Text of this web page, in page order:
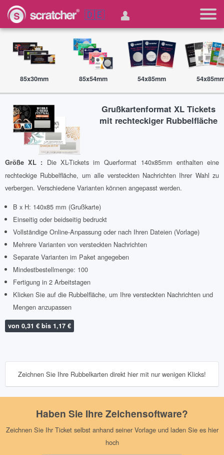
🇩🇪
85x30mm 85x54mm 54x85mm
Grußkartenformat XL Tickets
mit rechteckiger Rubbelfläche
Größe XL : Die XL-Tickets im Querformat 140x85mm enthalten eine
rechteckige Rubbelfläche, um alle versteckten Nachrichten Ihrer Wahl zu
verbergen. Verschiedene Varianten können angepasst werden.
B x H: 140x85 mm (Grußkarte)
Einseitig oder beidseitig bedruckt
Vollständige Online-Anpassung oder nach Ihren Dateien (Vorlage)
Mehrere Varianten von versteckten Nachrichten
Separate Varianten im Paket angegeben
Mindestbestellmenge: 100
Fertigung in 2 Arbeitstagen
Klicken Sie auf die Rubbelfläche, um Ihre versteckten Nachrichten und
Mengen anzupassen
von 0,31 € bis 1,17 €
Zeichnen Sie Ihre Rubbelkarten direkt hier mit nur wenigen Klicks!
Haben Sie Ihre Zeichensoftware?
Zeichnen Sie Ihr Ticket selbst anhand seiner Vorlage und laden Sie es hier
hoch
Lade mein Frontvisual hoch